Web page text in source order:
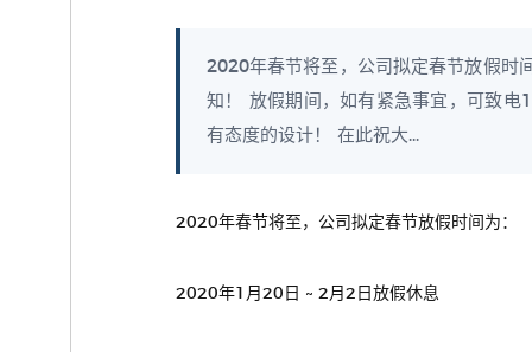
2020年春节将至，公司拟定春节放假
知！ 放假期间，如有紧急事宜，可致
有态度的设计！ 在此祝大...
2020年春节将至，公司拟定春节放假时间为：
2020年1月20日 ~ 2月2日放假休息